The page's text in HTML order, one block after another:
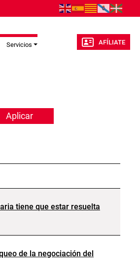
Servicios AFÍLIATE
tiene que estar resuelta
de la negociación del